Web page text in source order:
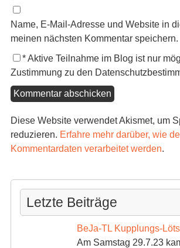
Name, E-Mail-Adresse und Website in
meinen nächsten Kommentar speichern.
*Aktive Teilnahme im Blog ist nur
Zustimmung zu den
Diese Website verwendet Akismet, um
reduzieren. Erfahre mehr darüber, wie
Kommentardaten verarbeitet werden.
Letzte Beiträge
BeJa-TL Kupplungs-
Am Samstag 29.7.23